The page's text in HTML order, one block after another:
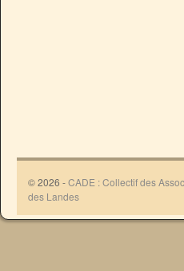
© 2026 -CADE : Collectif des
des Landes